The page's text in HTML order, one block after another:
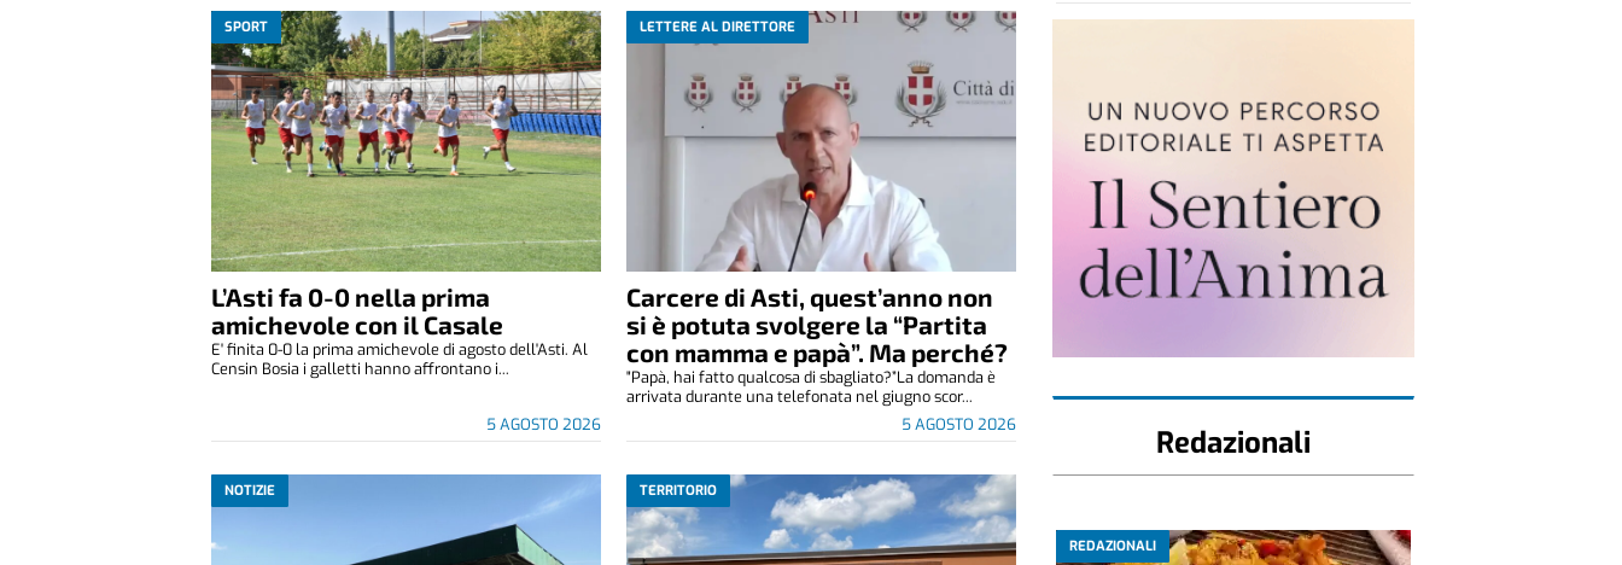
SPORT
L’Asti fa 0-0 nella prima
amichevole con il Casale
5 AGOSTO 2026
E' finita 0-0 la prima amichevole di agosto dell'Asti. Al
Censin Bosia i galletti hanno affrontano i...
LETTERE AL DIRETTORE
Carcere di Asti, quest’anno non
si è potuta svolgere la “Partita
con mamma e papà”. Ma perché?
5 AGOSTO 2026
"Papà, hai fatto qualcosa di sbagliato?”La domanda è
arrivata durante una telefonata nel giugno scor...
NOTIZIE TERRITORIO
Redazionali
REDAZIONALI